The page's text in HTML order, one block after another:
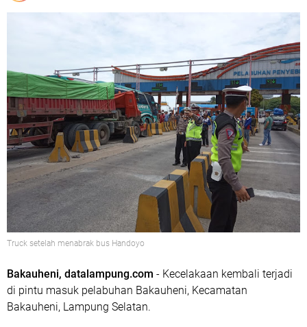
Truck setelah menabrak bus Handoyo
Bakauheni, datalampung.com - Kecelakaan kembali terjadi
di pintu masuk pelabuhan Bakauheni, Kecamatan
Bakauheni, Lampung Selatan.